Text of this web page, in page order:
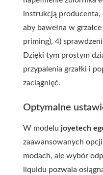
instrukcją producenta,
aby bawełna w
priming), 4)
Dzięki tym prostym
przypalenia grzałki i
zaciągnięć.
Optymalne
W modelu joyetech
zaawansowanych
modach, ale wybór
liquidu pozwala